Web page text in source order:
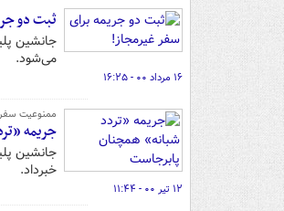
ثبت دو
جانشین
می‌شود.
۱۶ مرداد ۰۰ - ۱۶:۲۵
ممنوعیت سفر به ۲۶۶ شهر قرمز
جریمه
جانشین
خبرداد.
۱۲ تیر ۰۰ - ۱۱:۴۴